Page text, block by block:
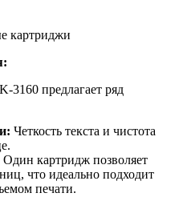
картриджи
3160 предлагает ряд
Четкость текста и чистота
Один картридж позволяет
что идеально подходит
печати.